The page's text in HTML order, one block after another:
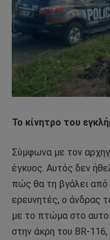
Το κίνητρο του
Σύμφωνα με τον
έγκυος. Αυτός δεν
πώς θα τη βγάλει
ερευνητές, ο άνδρας
με το πτώμα στο
στην άκρη του BR-